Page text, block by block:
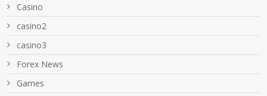
Casino
casino2
casino3
Forex News
Games